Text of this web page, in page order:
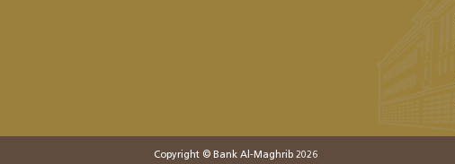
Copyright © Bank Al-Maghrib 2026